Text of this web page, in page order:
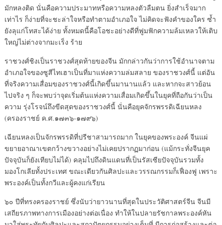
มักหลงติด นั่นคือความประมาทหรือความหลงตัวลืมตน ยิ่งสำเร็จมาก
เท่าไร ก็ง่ายที่จะชะล่าใจหรือทำตามอำเภอใจ ไม่คิดจะฟังคำของใคร ซ้ำ
ยังลุแก่โทสะได้ง่าย ทั้งหมดนี้คือโอชะอย่างดีที่ฟูมฟักความล้มเหลวให้เติบ
ใหญ่ไม่ต่างจากมะเร็ง ร้าย
ราชวงศ์ชิงเป็นราชวงศ์สุดท้ายของจีน มักกล่าวกันว่าการใช้อำนาจตาม
อำเภอใจของซูสีไทเฮาเป็นที่มาแห่งความล่มสลาย ของราชวงศ์นี้ แต่อัน
ที่จริงความเสื่อมของราชวงศ์นี้เกิดขึ้นมานานแล้ว และหากจะสาวย้อน
ไปจริง ๆ ก็จะพบว่าจุดเริ่มต้นแห่งความเสื่อมเกิดขึ้นในยุคที่ถือกันว่าเป็น
ความ รุ่งโรจน์ถึงขีดสุดของราชวงศ์นี้ นั่นคือยุคจักรพรรดิเฉียนหลง
(ครองราชย์ ค.ศ.๑๗๓๖-๑๗๙๖)
เฉียนหลงเป็นจักรพรรดิที่ปรีชาสามารถมาก ในยุคของพระองค์ จีนแผ่
ขยายอาณาเขตกว้างขวางอย่างไม่เคยปรากฏมาก่อน (แม้กระทั่งจีนยุค
ปัจจุบันก็ยังเทียบไม่ได้) คลุมไปถึงดินแดนที่เป็นรัสเซียปัจจุบันรวมทั้ง
มองโกเลียทั้งประเทศ ขณะเดียวกันศิลปะและวรรณกรรมก็เฟื่องฟู เพราะ
พระองค์เป็นทั้งกวีและผู้คงแก่เรียน
๖๐ ปีที่ทรงครองราชย์ ซึ่งนับว่ายาวนานที่สุดในประวัติศาสตร์จีน จีนมี
เสถียรภาพทางการเมืองอย่างต่อเนื่อง ทำให้ในปลายรัชกาลพระองค์หัน